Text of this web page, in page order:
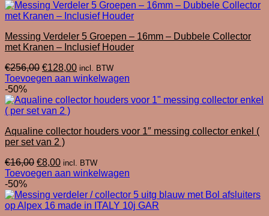
Messing Verdeler 5 Groepen – 16mm – Dubbele Collector
met Kranen – Inclusief Houder
€256,00 Oorspronkelijke
prijs
€256,00.
€128,00Huidige
prijs
€128,00.
incl. BTW
Toevoegen aan winkelwagen
-50%
Aqualine collector houders voor 1″ messing collector enkel (
per set van 2 )
€16,00 Oorspronkelijke
prijs
€16,00.
€8,00Huidige
prijs
€8,00.
incl. BTW
Toevoegen aan winkelwagen
-50%